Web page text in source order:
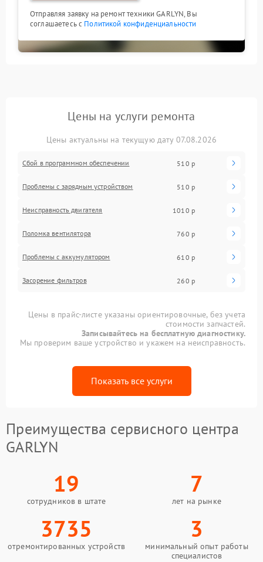
Отправляя заявку на ремонт техники GARLYN, Вы
соглашаетесь с Политикой конфиденциальности
Цены на услуги ремонта
Цены актуальны на текущую дату 07.08.2026
Сбой в программном обеспечении 510 р
Проблемы с зарядным устройством 510 р
Неисправность двигателя 1010 р
Поломка вентилятора 760 р
Проблемы с аккумулятором 610 р
Засорение фильтров 260 р
Цены в прайс-листе указаны ориентировочные, без учета
стоимости запчастей.
Записывайтесь на бесплатную диагностику.
Мы проверим ваше устройство и укажем на неисправность.
Показать все услуги
Преимущества сервисного центра
GARLYN
19
сотрудников в штате
7
лет на рынке
3735
отремонтированных устройств
3
минимальный опыт работы
специалистов